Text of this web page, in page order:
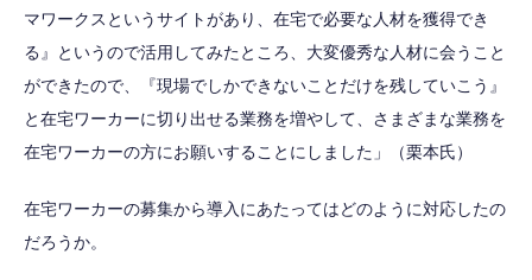
マワークスというサイトがあり、在宅で必要な人材を獲得でき
る』というので活用してみたところ、大変優秀な人材に会うこと
ができたので、『現場でしかできないことだけを残していこう』
と在宅ワーカーに切り出せる業務を増やして、さまざまな業務を
在宅ワーカーの方にお願いすることにしました」（栗本氏）
在宅ワーカーの募集から導入にあたってはどのように対応したの
だろうか。